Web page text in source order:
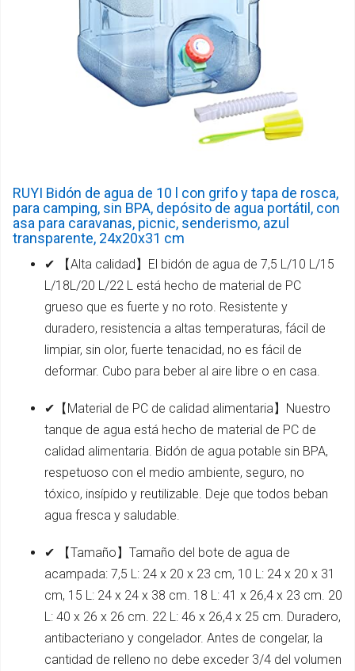
RUYI Bidón de agua de 10 l con grifo y tapa de rosca,
para camping, sin BPA, depósito de agua portátil, con
asa para caravanas, picnic, senderismo, azul
transparente, 24x20x31 cm
✔ 【Alta calidad】El bidón de agua de 7,5 L/10 L/15
L/18L/20 L/22 L está hecho de material de PC
grueso que es fuerte y no roto. Resistente y
duradero, resistencia a altas temperaturas, fácil de
limpiar, sin olor, fuerte tenacidad, no es fácil de
deformar. Cubo para beber al aire libre o en casa.
✔【Material de PC de calidad alimentaria】Nuestro
tanque de agua está hecho de material de PC de
calidad alimentaria. Bidón de agua potable sin BPA,
respetuoso con el medio ambiente, seguro, no
tóxico, insípido y reutilizable. Deje que todos beban
agua fresca y saludable.
✔ 【Tamaño】Tamaño del bote de agua de
acampada: 7,5 L: 24 x 20 x 23 cm, 10 L: 24 x 20 x 31
cm, 15 L: 24 x 24 x 38 cm. 18 L: 41 x 26,4 x 23 cm. 20
L: 40 x 26 x 26 cm. 22 L: 46 x 26,4 x 25 cm. Duradero,
antibacteriano y congelador. Antes de congelar, la
cantidad de relleno no debe exceder 3/4 del volumen